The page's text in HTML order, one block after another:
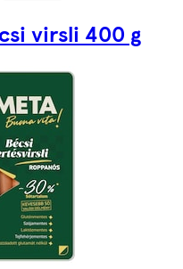
virsli 400 g